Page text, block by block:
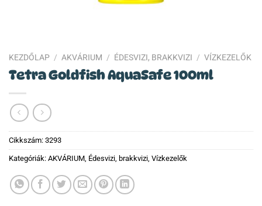
KEZDŐLAP / AKVÁRIUM / ÉDESVIZI, BRAKKVIZI / VÍZKEZELŐK
Tetra Goldfish AquaSafe 100ml
Cikkszám: 3293
Kategóriák: AKVÁRIUM, Édesvizi, brakkvizi, Vízkezelők